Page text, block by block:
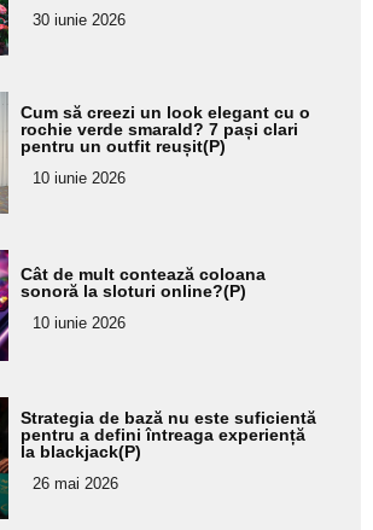
30 iunie 2026
Cum să creezi un look elegant cu o
rochie verde smarald? 7 pași clari
pentru un outfit reușit(P)
10 iunie 2026
Cât de mult contează coloana
sonoră la sloturi online?(P)
10 iunie 2026
Strategia de bază nu este suficientă
pentru a defini întreaga experiență
la blackjack(P)
26 mai 2026